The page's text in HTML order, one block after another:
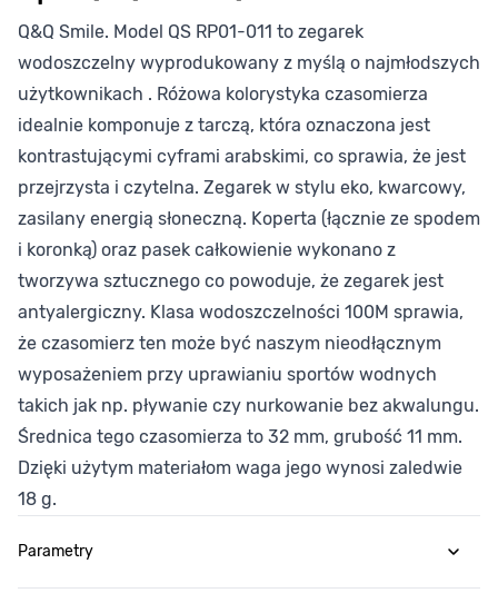
Q&Q Smile. Model QS RP01-011 to zegarek
wodoszczelny wyprodukowany z myślą o najmłodszych
użytkownikach . Różowa kolorystyka czasomierza
idealnie komponuje z tarczą, która oznaczona jest
kontrastującymi cyframi arabskimi, co sprawia, że jest
przejrzysta i czytelna. Zegarek w stylu eko, kwarcowy,
zasilany energią słoneczną. Koperta (łącznie ze spodem
i koronką) oraz pasek całkowienie wykonano z
tworzywa sztucznego co powoduje, że zegarek jest
antyalergiczny. Klasa wodoszczelności 100M sprawia,
że czasomierz ten może być naszym nieodłącznym
wyposażeniem przy uprawianiu sportów wodnych
takich jak np. pływanie czy nurkowanie bez akwalungu.
Średnica tego czasomierza to 32 mm, grubość 11 mm.
Dzięki użytym materiałom waga jego wynosi zaledwie
18 g.
Parametry